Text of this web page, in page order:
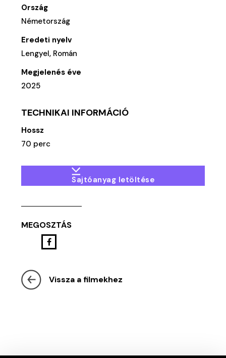
Ország
Németország
Eredeti nyelv
Lengyel, Román
Megjelenés éve
2025
TECHNIKAI INFORMÁCIÓ
Hossz
70 perc
Sajtóanyag letöltése
MEGOSZTÁS
Vissza a filmekhez